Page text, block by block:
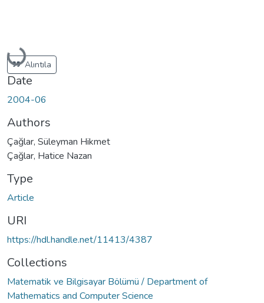
Loading...
Alıntıla
Date
2004-06
Authors
Çağlar, Süleyman Hikmet
Çağlar, Hatice Nazan
Type
Article
URI
https://hdl.handle.net/11413/4387
Collections
Matematik ve Bilgisayar Bölümü / Department of
Mathematics and Computer Science